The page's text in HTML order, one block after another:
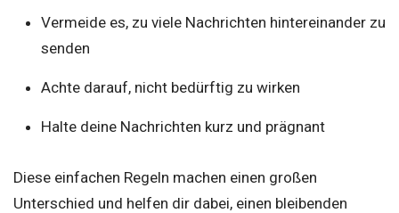
Vermeide es, zu viele Nachrichten hintereinander zu
senden
Achte darauf, nicht bedürftig zu wirken
Halte deine Nachrichten kurz und prägnant
Diese einfachen Regeln machen einen großen
Unterschied und helfen dir dabei, einen bleibenden